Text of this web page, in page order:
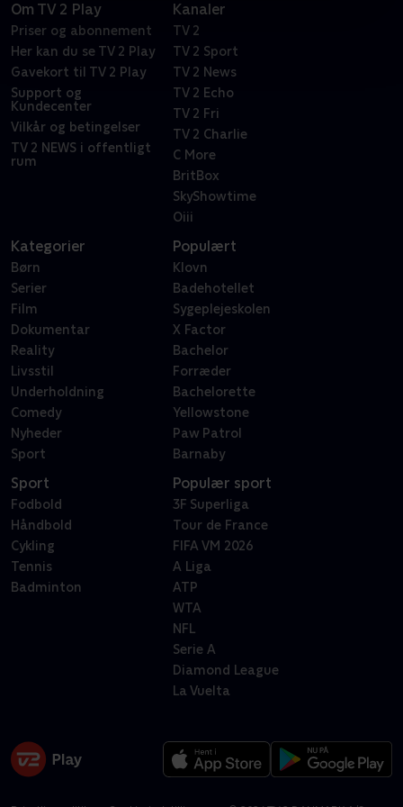
Om TV 2 Play
Priser og abonnement
Her kan du se TV 2 Play
Gavekort til TV 2 Play
Support og
Kundecenter
Vilkår og betingelser
TV 2 NEWS i offentligt
rum
Kanaler
TV 2
TV 2 Sport
TV 2 News
TV 2 Echo
TV 2 Fri
TV 2 Charlie
C More
BritBox
SkyShowtime
Oiii
Kategorier
Børn
Serier
Film
Dokumentar
Reality
Livsstil
Underholdning
Comedy
Nyheder
Sport
Populært
Klovn
Badehotellet
Sygeplejeskolen
X Factor
Bachelor
Forræder
Bachelorette
Yellowstone
Paw Patrol
Barnaby
Sport
Fodbold
Håndbold
Cykling
Tennis
Badminton
Populær sport
3F Superliga
Tour de France
FIFA VM 2026
A Liga
ATP
WTA
NFL
Serie A
Diamond League
La Vuelta